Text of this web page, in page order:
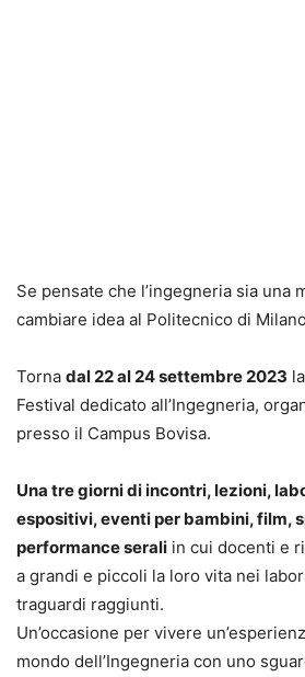
Se pensate che l’ingegneria sia una
cambiare idea al Politecnico di
Torna dal 22 al 24 settembre 2023
Festival dedicato all’Ingegneria,
presso il Campus Bovisa.
Una tre giorni di incontri, lezioni,
espositivi, eventi per bambini, film,
performance serali in cui docenti e
a grandi e piccoli la loro vita nei
traguardi raggiunti.
Un’occasione per vivere
mondo dell’Ingegneria con uno